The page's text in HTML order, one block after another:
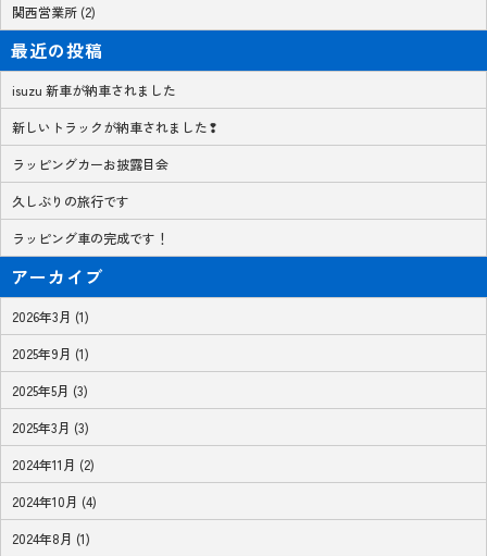
関西営業所 (2)
最近の投稿
isuzu 新車が納車されました
新しいトラックが納車されました❢
ラッピングカーお披露目会
久しぶりの旅行です
ラッピング車の完成です！
アーカイブ
2026年3月 (1)
2025年9月 (1)
2025年5月 (3)
2025年3月 (3)
2024年11月 (2)
2024年10月 (4)
2024年8月 (1)